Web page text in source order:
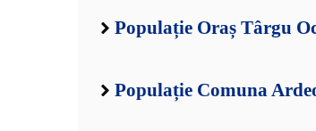
Populație Oraș Târgu
Populație Comuna